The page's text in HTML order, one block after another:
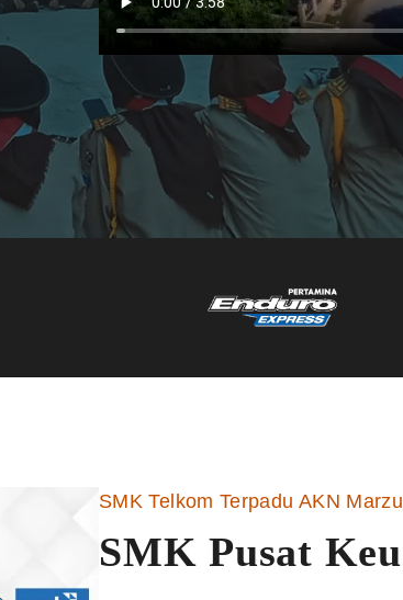
SMK Telkom Terpadu AKN
SMK Pusat